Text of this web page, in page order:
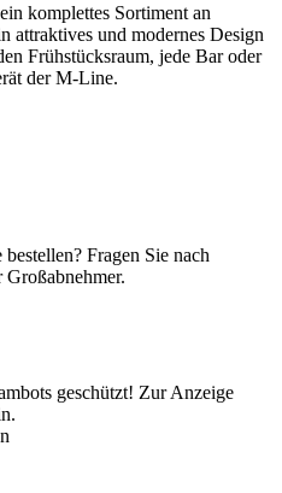
komplettes Sortiment an
attraktives und modernes Design
Frühstücksraum, jede Bar oder
der M-Line.
Fragen Sie nach
geschützt! Zur Anzeige